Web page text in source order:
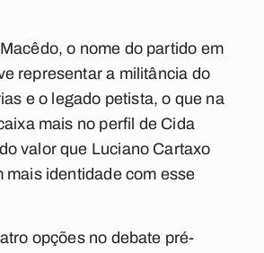
o nome do partido em
representar a militância do
e o legado petista, o que na
mais no perfil de Cida
valor que Luciano Cartaxo
mais identidade com esse
opções no debate pré-